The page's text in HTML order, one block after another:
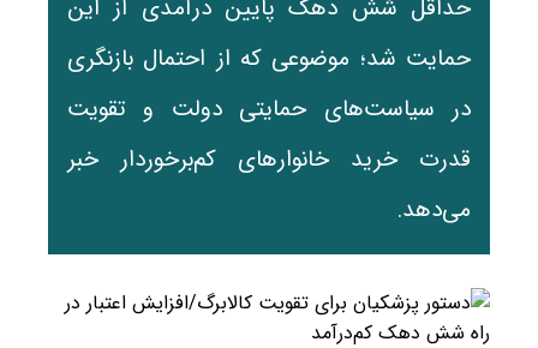
حداقل شش دهک پایین درآمدی از این
حمایت شد؛ موضوعی که از احتمال بازنگری
در سیاست‌های حمایتی دولت و تقویت
قدرت خرید خانوارهای کم‌برخوردار خبر
می‌دهد.